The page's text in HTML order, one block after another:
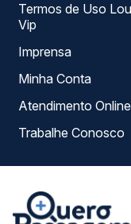
Termos de Uso Louge
Vip
Imprensa
Minha Conta
Atendimento Online
Trabalhe Conosco